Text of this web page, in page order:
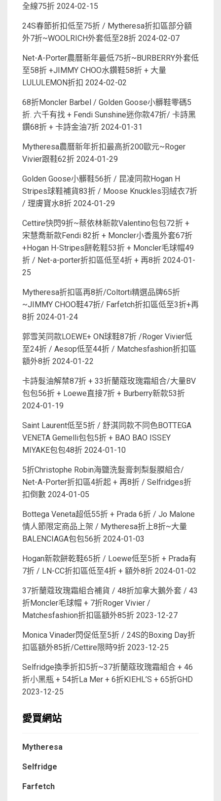
全線75折 2024-02-15
24S春節折扣低至75折 / Mytheresa折扣區部分額
外7折~WOOLRICH外套低至28折 2024-02-07
Net-A-Porter農曆新年最低75折~BURBERRY外套低
至58折 +JIMMY CHOO水鑽鞋58折 + 大量
LULULEMON折扣 2024-02-02
68折Moncler Barbel / Golden Goose小髒鞋零碼5
折. 六千有找 + Fendi Sunshine迷你款47折/ 卡詩黑
鑽68折 + 卡詩金油7折 2024-01-31
Mytheresa農曆新年折扣最高折200歐元~Roger
Vivier跟鞋62折 2024-01-29
Golden Goose小髒鞋56折 / 昆凌同款Hogan H
Stripes球鞋補貨83折 / Moose Knuckles羽絨衣7折
/ 理膚寶水8折 2024-01-29
Cettire快閃9折~蔡依林新款Valentino包包72折 +
宋慧喬新款Fendi 82折 + Moncler小香風外套67折
+Hogan H-Stripes餅乾鞋53折 + Moncler毛球帽49
折 / Net-a-porter折扣區低至4折 + 再8折 2024-01-
25
Mytheresa折扣區再8折/Coltorti精選品牌65折
~JIMMY CHOO鞋47折/ Farfetch折扣區低至3折+再
8折 2024-01-24
郭雪芙同款LOEWE+ ON球鞋87折 /Roger Vivier低
至24折 / Aesop低至44折 / Matchesfashion折扣區
額外8折 2024-01-22
卡詩髮油解禁87折 + 33折蘭蔻玫瑰霜組合/大量BV
包包56折 + Loewe直接7折 + Burberry新款53折
2024-01-19
Saint Laurent低至5折 / 舒淇同款不同色BOTTEGA
VENETA Gemelli包包5折 + BAO BAO ISSEY
MIYAKE包包48折 2024-01-10
5折Christophe Robin海鹽洗髮膏刺梨髮膜組合/
Net-A-Porter折扣區4折起 + 再8折 / Selfridges折
扣倒數 2024-01-05
Bottega Veneta超低55折 + Prada 6折 / Jo Malone
情人節限定商品上架 / Mytheresa折上8折~大量
BALENCIAGA包包56折 2024-01-03
Hogan新款餅乾鞋65折 / Loewe低至5折 + Prada有
7折 / LN-CC折扣區低至4折 + 額外8折 2024-01-02
37折蘭蔻玫瑰霜組合補貨 / 48折加拿大鵝外套 / 43
折Moncler毛球帽 + 7折Roger Vivier /
Matchesfashion折扣區額外85折 2023-12-27
Monica Vinader閃促低至5折 / 24S的Boxing Day折
扣區額外85折/Cettire限時9折 2023-12-25
Selfridge換季折扣5折~37折蘭蔻玫瑰霜組合 + 46
折小黑瓶 + 54折La Mer + 6折KIEHL’S + 65折GHD
2023-12-25
愛買網站
Mytheresa
Selfridge
Farfetch